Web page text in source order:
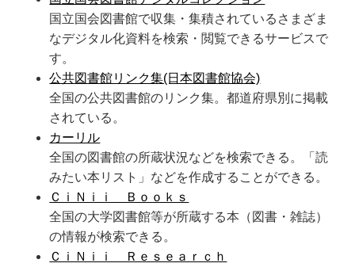
国立国会図書館で収集・集積されているさまざま
なデジタル化資料を検索・閲覧できるサービスで
す。
公共図書館リンク集(日本図書館協会)
全国の公共図書館のリンク集。都道府県別に掲載
されている。
カーリル
全国の図書館の所蔵状況などを検索できる。「読
みたい本リスト」などを作成することができる。
ＣｉＮｉｉ Ｂｏｏｋｓ
全国の大学図書館等が所蔵する本（図書・雑誌）
の情報が検索できる。
ＣｉＮｉｉ Ｒｅｓｅａｒｃｈ